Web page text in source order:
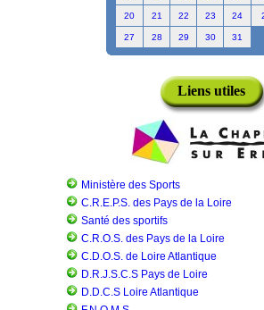
20 21 22 23 24
27 28 29 30 31
Liens utiles
Ministère des Sports
C.R.E.P.S. des Pays de la Loire
Santé des sportifs
C.R.O.S. des Pays de la Loire
C.D.O.S. de Loire Atlantique
D.R.J.S.C.S Pays de Loire
D.D.C.S Loire Atlantique